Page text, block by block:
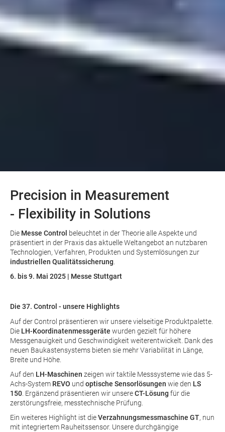
Precision in Measurement
- Flexibility in Solutions
Die Messe Control beleuchtet in der Theorie alle Aspekte und
präsentiert in der Praxis das aktuelle Weltangebot an nutzbaren
Technologien, Verfahren, Produkten und Systemlösungen zur
industriellen Qualitätssicherung.
6. bis 9. Mai 2025 | Messe Stuttgart
Die 37. Control - unsere Highlights
Auf der Control präsentieren wir unsere vielseitige Produktpalette.
Die LH-Koordinatenmessgeräte wurden gezielt für höhere
Messgenauigkeit und Geschwindigkeit weiterentwickelt. Dank des
neuen Baukastensystems bieten sie mehr Variabilität in Länge,
Breite und Höhe.
Auf den LH-Maschinen zeigen wir taktile Messsysteme wie das 5-
Achs-System REVO und optische Sensorlösungen wie den LS
150. Ergänzend präsentieren wir unsereCT-Lösung für die
zerstörungsfreie, messtechnische Prüfung.
Ein weiteres Highlight ist dieVerzahnungsmessmaschine GT, nun
mit integriertem Rauheitssensor. Unsere durchgängige